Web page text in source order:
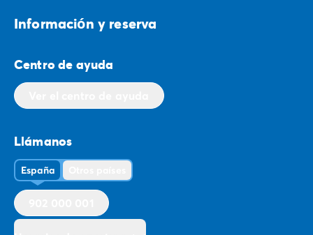
Informaciо́n y reserva
Centro de ayuda
Llámanos
España